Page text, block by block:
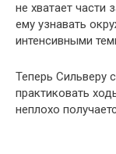
не хватает части
ему узнавать
интенсивными
Теперь Сильверу
практиковать
неплохо